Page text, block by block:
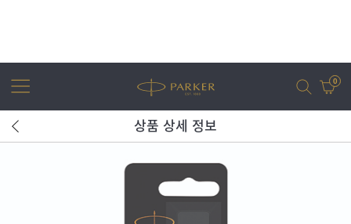
0
아이엠
상품 상세 정보